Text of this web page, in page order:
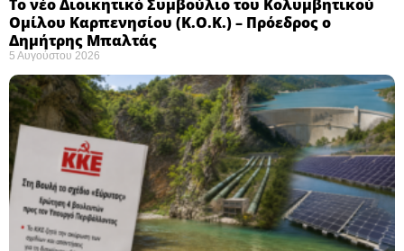
Το νέο Διοικητικό Συμβούλιο του Κολυμβητικού
Ομίλου Καρπενησίου (Κ.Ο.Κ.) – Πρόεδρος ο
Δημήτρης Μπαλτάς
5 Αυγούστου 2026